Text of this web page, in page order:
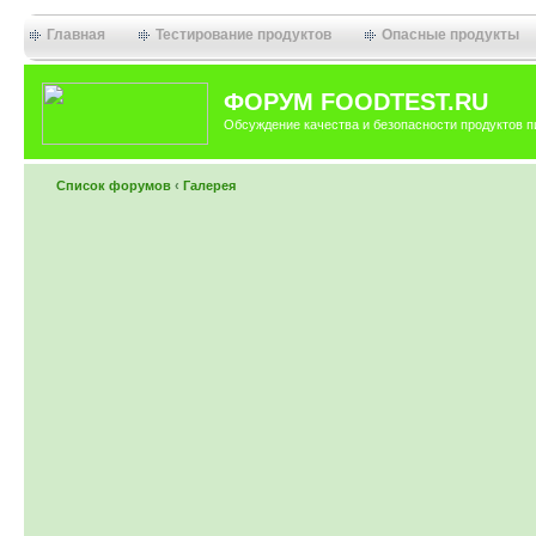
Главная Тестирование продуктов Опасные продукты
ФОРУМ FOODTEST.RU
Обсуждение качества и безопасности продуктов
Список форумов ‹ Галерея